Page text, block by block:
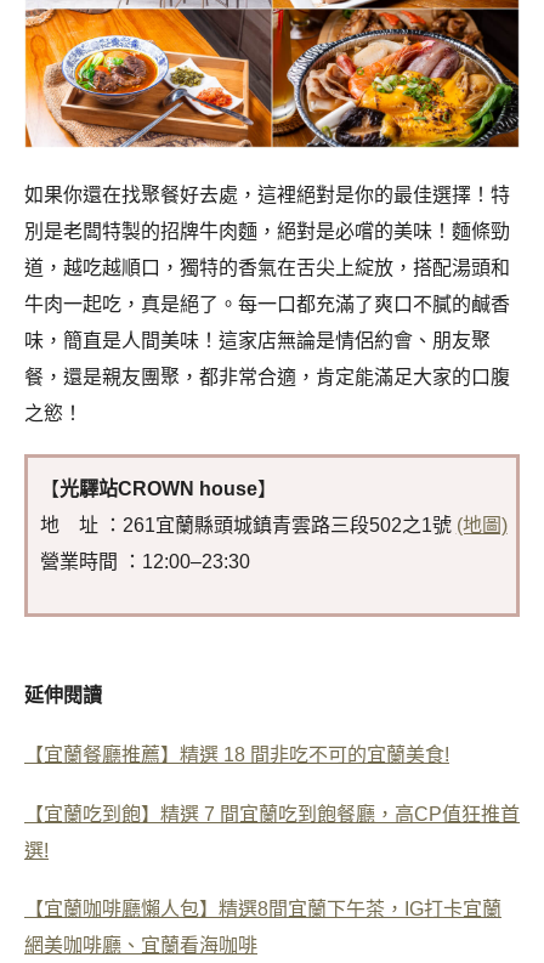
如果你還在找聚餐好去處，這裡絕對是你的最佳選擇！特
別是老闆特製的招牌牛肉麵，絕對是必嚐的美味！麵條勁
道，越吃越順口，獨特的香氣在舌尖上綻放，搭配湯頭和
牛肉一起吃，真是絕了。每一口都充滿了爽口不膩的鹹香
味，簡直是人間美味！這家店無論是情侶約會、朋友聚
餐，還是親友團聚，都非常合適，肯定能滿足大家的口腹
之慾！
【光驛站CROWN house】
地 址 ：261宜蘭縣頭城鎮青雲路三段502之1號 (地圖)
營業時間 ：12:00–23:30
延伸閱讀
【宜蘭餐廳推薦】精選 18 間非吃不可的宜蘭美食!
【宜蘭吃到飽】精選 7 間宜蘭吃到飽餐廳，高CP值狂推首
選!
【宜蘭咖啡廳懶人包】精選8間宜蘭下午茶，IG打卡宜蘭
網美咖啡廳、宜蘭看海咖啡